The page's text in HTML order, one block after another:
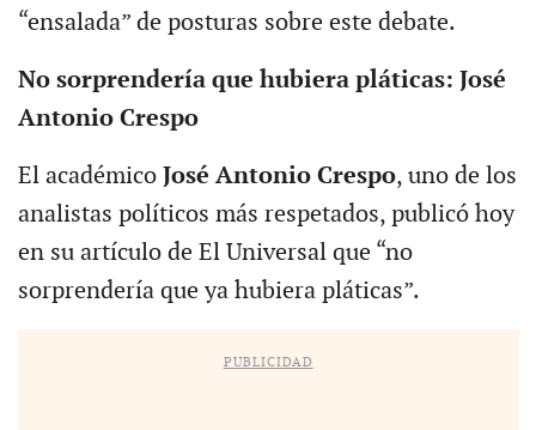
“ensalada” de posturas sobre este debate.
No sorprendería que hubiera pláticas: José
Antonio Crespo
El académico José Antonio Crespo, uno de los
analistas políticos más respetados, publicó hoy
en su artículo de El Universal que “no
sorprendería que ya hubiera pláticas”.
PUBLICIDAD